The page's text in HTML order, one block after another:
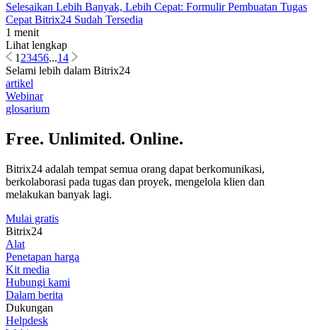
Selesaikan Lebih Banyak, Lebih Cepat: Formulir Pembuatan Tugas
Cepat Bitrix24 Sudah Tersedia
1 menit
Lihat lengkap
123456...14
Selami lebih dalam Bitrix24
artikel
Webinar
glosarium
Free. Unlimited. Online.
Bitrix24 adalah tempat semua orang dapat berkomunikasi,
berkolaborasi pada tugas dan proyek, mengelola klien dan
melakukan banyak lagi.
Mulai gratis
Bitrix24
Alat
Penetapan harga
Kit media
Hubungi kami
Dalam berita
Dukungan
Helpdesk